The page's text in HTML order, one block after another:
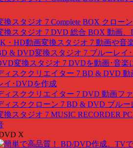
換スタジオ 7 Complete BOX クロー
換スタジオ 7 DVD 総合 BOX 動画、
・HD動画変換スタジオ 7 動画や音
& DVD変換スタジオ 7 ブルーレイ
変換スタジオ 7 DVDを動画･音楽
ィスククリエイター 7 BD & DVD 動
イ･DVDを作成
ィスククリエイター 7 DVD 動画フ
ィスククローン 7 BD & DVD ブルー
換スタジオ 7 MUSIC RECORDER
X